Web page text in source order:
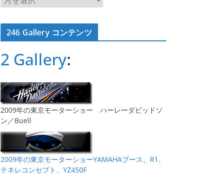
ー
カ
イ246 Gallery コンテンツ
2 Gallery:
2009年の東京モーターショー ハーレーダビッドソ
ン／Buell
2009年の東京モーターショーYAMAHAブース、R1、
テネレコンセプト、YZ450F